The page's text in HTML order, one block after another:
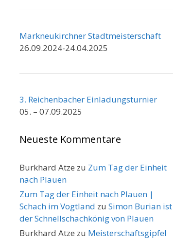
Markneukirchner Stadtmeisterschaft
26.09.2024-24.04.2025
3. Reichenbacher Einladungsturnier
05. – 07.09.2025
Neueste Kommentare
Burkhard Atze zu Zum Tag der Einheit
nach Plauen
Zum Tag der Einheit nach Plauen |
Schach im Vogtland zu Simon Burian ist
der Schnellschachkönig von Plauen
Burkhard Atze zu Meisterschaftsgipfel